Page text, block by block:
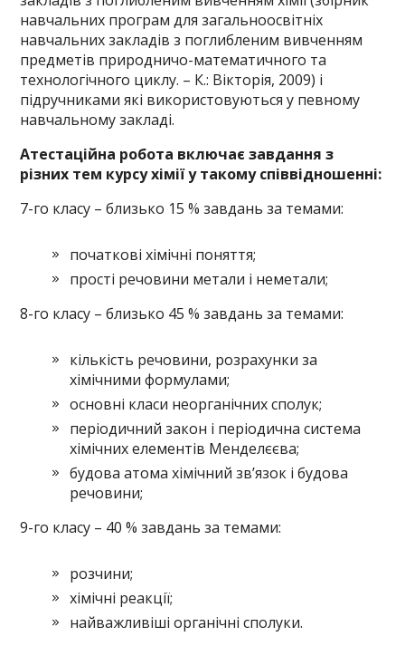
навчальних програм для загальноосвітніх
навчальних закладів з поглибленим вивченням
предметів природничо-математичного та
технологічного циклу. – К.: Вікторія, 2009) і
підручниками які використовуються у певному
навчальному закладі.
Атестаційна робота включає завдання з
різних тем курсу хімії у такому співвідношенні:
7-го класу – близько 15 % завдань за темами:
початкові хімічні поняття;
прості речовини метали і неметали;
8-го класу – близько 45 % завдань за темами:
кількість речовини, розрахунки за
хімічними формулами;
основні класи неорганічних сполук;
періодичний закон і періодична система
хімічних елементів Менделєєва;
будова атома хімічний зв’язок і будова
речовини;
9-го класу – 40 % завдань за темами:
розчини;
хімічні реакції;
найважливіші органічні сполуки.